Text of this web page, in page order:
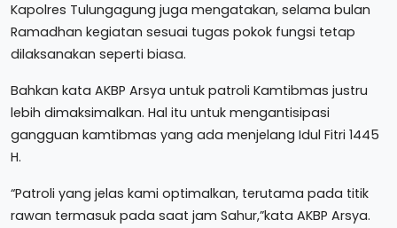
Kapolres Tulungagung juga mengatakan, selama bulan
Ramadhan kegiatan sesuai tugas pokok fungsi tetap
dilaksanakan seperti biasa.
Bahkan kata AKBP Arsya untuk patroli Kamtibmas justru
lebih dimaksimalkan. Hal itu untuk mengantisipasi
gangguan kamtibmas yang ada menjelang Idul Fitri 1445
H.
“Patroli yang jelas kami optimalkan, terutama pada titik
rawan termasuk pada saat jam Sahur,”kata AKBP Arsya.